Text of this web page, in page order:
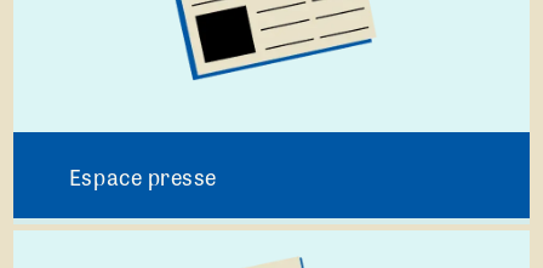
Espace presse